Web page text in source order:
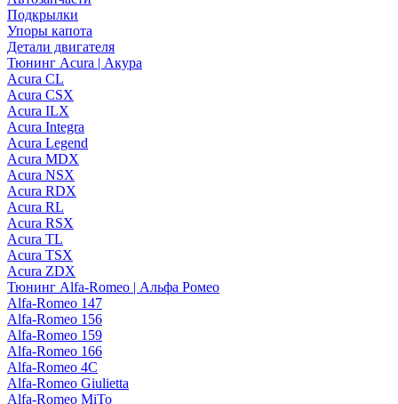
Подкрылки
Упоры капота
Детали двигателя
Тюнинг Acura | Акура
Acura CL
Acura CSX
Acura ILX
Acura Integra
Acura Legend
Acura MDX
Acura NSX
Acura RDX
Acura RL
Acura RSX
Acura TL
Acura TSX
Acura ZDX
Тюнинг Alfa-Romeo | Альфа Ромео
Alfa-Romeo 147
Alfa-Romeo 156
Alfa-Romeo 159
Alfa-Romeo 166
Alfa-Romeo 4C
Alfa-Romeo Giulietta
Alfa-Romeo MiTo